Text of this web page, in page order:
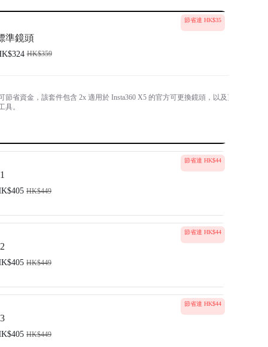
節省達 HK$35
準鏡頭
HK$359
節省資金，該套件包含 2x 適用於 Insta360 X5 的官方可更換鏡頭，以及更
具。
節省達 HK$44
HK$449
節省達 HK$44
HK$449
節省達 HK$44
HK$449